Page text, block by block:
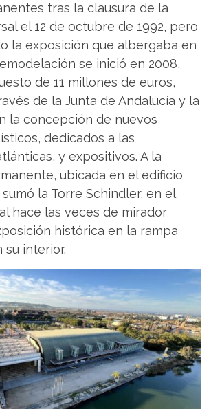
tras la clausura de la
el 12 de octubre de 1992, pero
la exposición que albergaba en
se inició en 2008,
de 11 millones de euros,
de la Junta de Andalucía y la
la concepción de nuevos
dedicados a las
y expositivos. A la
ubicada en el edificio
la Torre Schindler, en el
hace las veces de mirador
histórica en la rampa
su interior.